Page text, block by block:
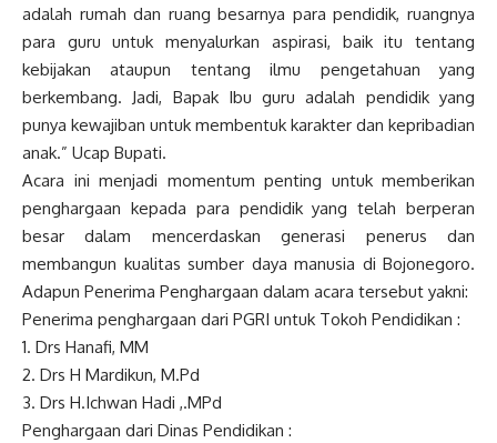
adalah rumah dan ruang besarnya para pendidik, ruangnya
para guru untuk menyalurkan aspirasi, baik itu tentang
kebijakan ataupun tentang ilmu pengetahuan yang
berkembang. Jadi, Bapak Ibu guru adalah pendidik yang
punya kewajiban untuk membentuk karakter dan kepribadian
anak.” Ucap Bupati.
Acara ini menjadi momentum penting untuk memberikan
penghargaan kepada para pendidik yang telah berperan
besar dalam mencerdaskan generasi penerus dan
membangun kualitas sumber daya manusia di Bojonegoro.
Adapun Penerima Penghargaan dalam acara tersebut yakni:
Penerima penghargaan dari PGRI untuk Tokoh Pendidikan :
1. Drs Hanafi, MM
2. Drs H Mardikun, M.Pd
3. Drs H.Ichwan Hadi ,.MPd
Penghargaan dari Dinas Pendidikan :